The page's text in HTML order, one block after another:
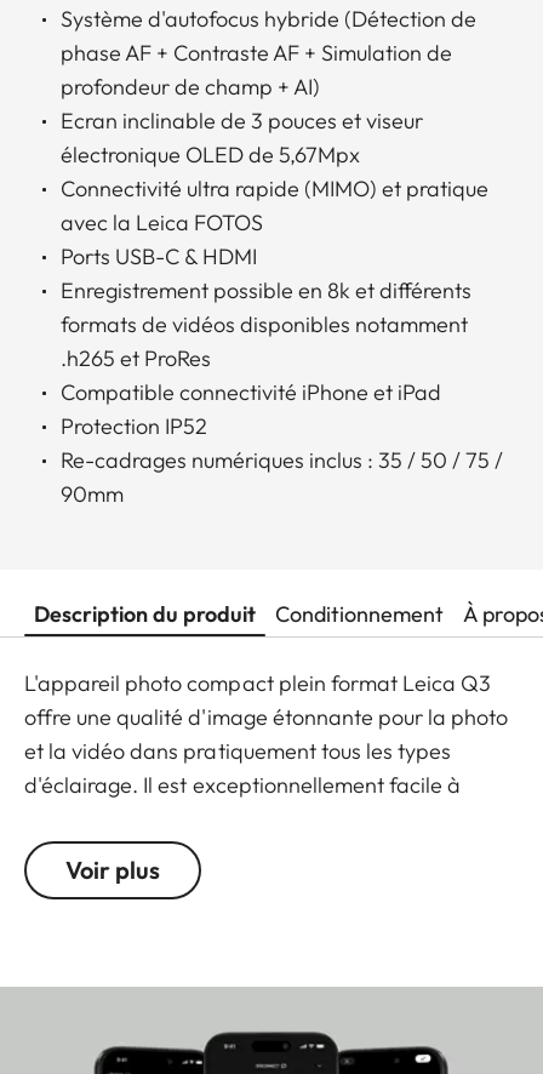
Système d'autofocus hybride (Détection de
phase AF + Contraste AF + Simulation de
profondeur de champ + AI)
Ecran inclinable de 3 pouces et viseur
électronique OLED de 5,67Mpx
Connectivité ultra rapide (MIMO) et pratique
avec la Leica FOTOS
Ports USB-C & HDMI
Enregistrement possible en 8k et différents
formats de vidéos disponibles notamment
.h265 et ProRes
Compatible connectivité iPhone et iPad
Protection IP52
Re-cadrages numériques inclus : 35 / 50 / 75 /
90mm
Description du produit Conditionnement À
L'appareil photo compact plein format Leica Q3
offre une qualité d'image étonnante pour la photo
et la vidéo dans pratiquement tous les types
d'éclairage. Il est exceptionnellement facile à
l'application Leica FOTOS, ce qui permet à chacun
de créer du contenu audiovisuel d'une qualité à
photo qui s'intègre facilement, naturellement et
quotidiens. Un compagnon unique qui allie style et
Voir plus